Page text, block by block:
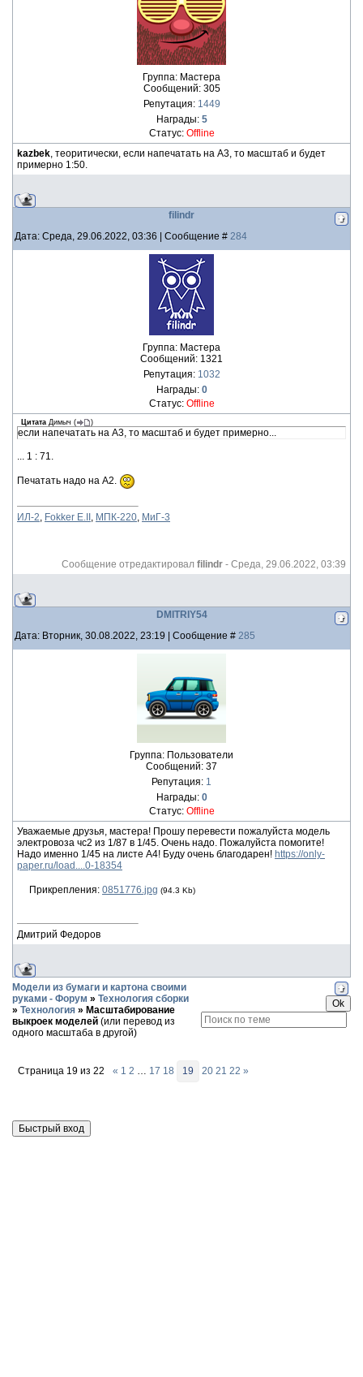
Группа: Мастера
Сообщений: 305
Репутация: 1449
Награды: 5
Статус: Offline
kazbek, теоритически, если напечатать на А3, то масштаб и будет
примерно 1:50.
filindr
Дата: Среда, 29.06.2022, 03:36 | Сообщение # 284
Группа: Мастера
Сообщений: 1321
Репутация: 1032
Награды: 0
Статус: Offline
Цитата Димыч ( )
если напечатать на А3, то масштаб и будет примерно...
... 1 : 71.
Печатать надо на А2.
ИЛ-2, Fokker E.II , МПК-220, МиГ-3
Сообщение отредактировал filindr - Среда, 29.06.2022, 03:39
DMITRIY54
Дата: Вторник, 30.08.2022, 23:19 | Сообщение # 285
Группа: Пользователи
Сообщений: 37
Репутация: 1
Награды: 0
Статус: Offline
Уважаемые друзья, мастера! Прошу перевести пожалуйста модель
электровоза чс2 из 1/87 в 1/45. Очень надо. Пожалуйста помогите!
Надо именно 1/45 на листе А4! Буду очень благодарен! https://only-
paper.ru/load....0-18354
Прикрепления: 0851776.jpg (94.3 Kb)
Дмитрий Федоров
Модели из бумаги и картона своими
руками - Форум » Технология сборки
» Технология » Масштабирование
выкроек моделей (или перевод из
одного масштаба в другой)
Страница 19 из 22 « 1 2 … 17 18 19 20 21 22 »